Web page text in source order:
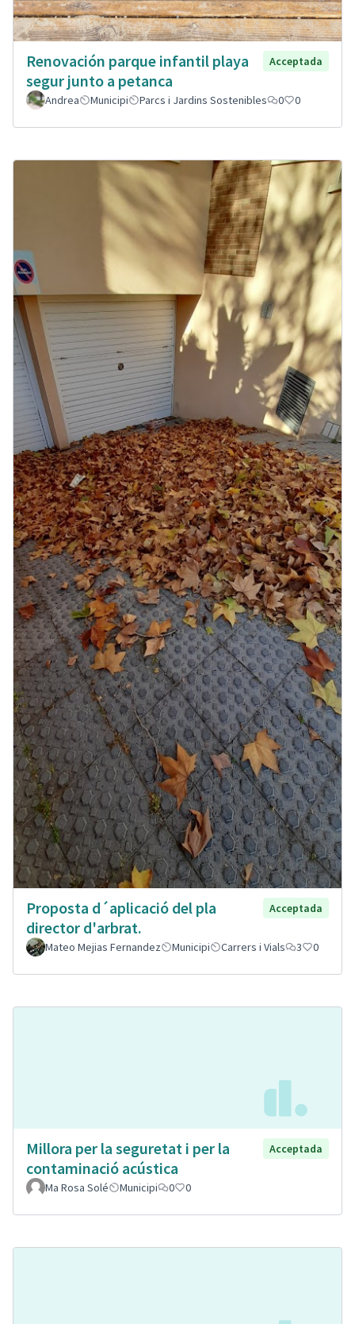
Renovación parque infantil playa
segur junto a petanca
Acceptada
Andrea Municipi Parcs i Jardins Sostenibles 0 0
Proposta d´aplicació del pla
director d'arbrat.
Acceptada
Mateo Mejias Fernandez Municipi Carrers i Vials 3 0
Millora per la seguretat i per la
contaminació acústica
Acceptada
Ma Rosa Solé Municipi 0 0